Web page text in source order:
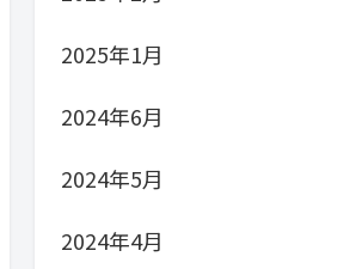
2025年1月
2024年6月
2024年5月
2024年4月